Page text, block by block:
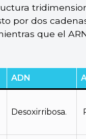
por dos
que el
ADN
Desoxirribosa.